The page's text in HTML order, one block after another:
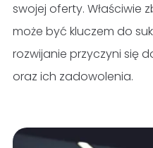
swojej oferty. Właściwie
może być kluczem do
rozwijanie przyczyni się
oraz ich zadowolenia.